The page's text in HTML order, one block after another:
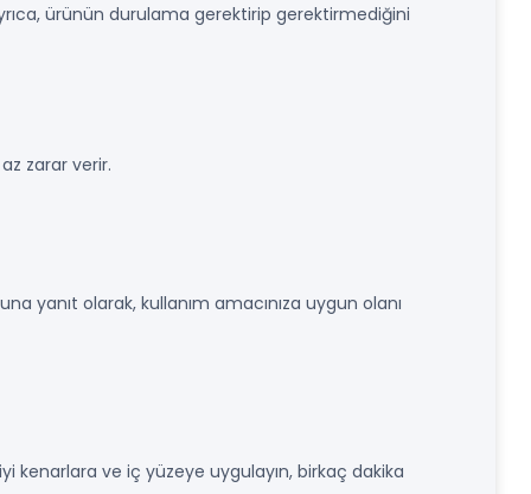
ürünün durulama gerektirip gerektirmediğini
zarar verir.
yanıt olarak, kullanım amacınıza uygun olanı
kenarlara ve iç yüzeye uygulayın, birkaç dakika